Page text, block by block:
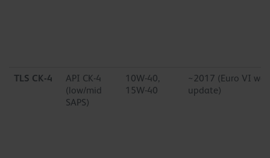
TLS CK-4
API CK-4
(low/mid
SAPS)
10W-40,
15W-40
~2017 (Euro VI
update)